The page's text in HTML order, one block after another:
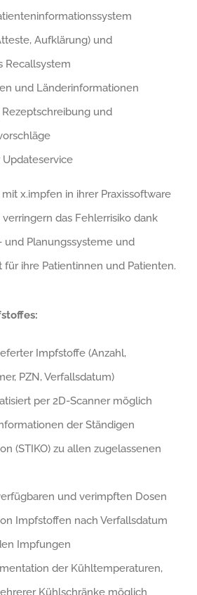
Aufklärung) und
Recallsystem
und Länderinformationen
und
Updateservice
x.impfen in ihrer Praxissoftware
das Fehlerrisiko dank
und Planungssysteme und
ihre Patientinnen und Patienten.
Impfstoffe (Anzahl,
PZN, Verfallsdatum)
per 2D-Scanner möglich
der Ständigen
(STIKO) zu allen zugelassenen
und verimpften Dosen
Impfstoffen nach Verfallsdatum
Impfungen
der Kühltemperaturen,
Kühlschränke möglich